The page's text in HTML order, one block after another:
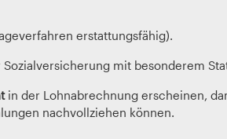
erstattungsfähig).
mit besonderem
in der Lohnabrechnung erscheinen,
nachvollziehen können.